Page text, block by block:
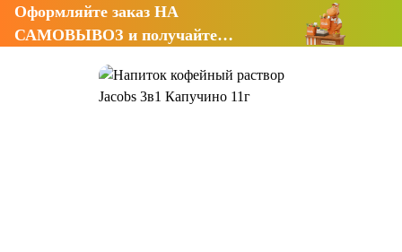
Оформляйте заказ НА
САМОВЫВОЗ и получайте